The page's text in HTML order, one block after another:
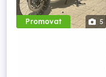
Promovat 5